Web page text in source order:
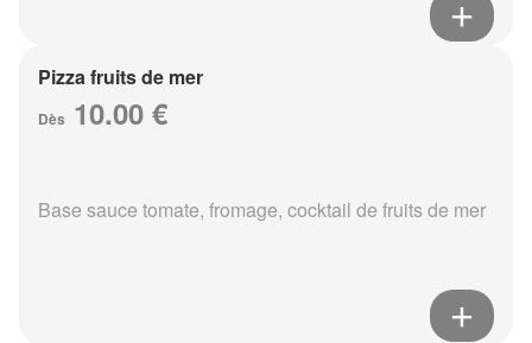
Pizza fruits de mer
Dès 10.00 €
Base sauce tomate, fromage, cocktail de fruits de mer